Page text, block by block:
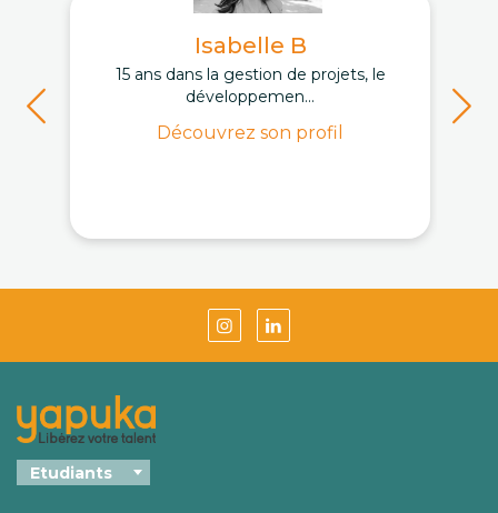
Isabelle B
15 ans dans la gestion de projets, le
développemen...
Découvrez son profil